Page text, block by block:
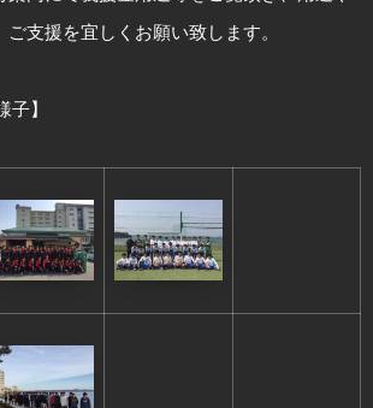
支援を宜しくお願い致します。
子】